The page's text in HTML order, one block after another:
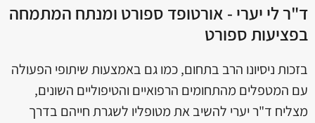
ד"ר לי יערי - אורטופד ספורט ומנתח המתמחה
בפציעות ספורט
בזכות ניסיונו הרב בתחום, כמו גם באמצעות שיתופי הפעולה
עם המטפלים מהתחומים הרפואיים והטיפוליים השונים,
מצליח ד"ר יערי להשיב את מטופליו לשגרת חייהם בדרך